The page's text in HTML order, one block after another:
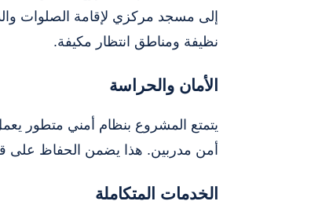
إلى مسجد مركزي لإقامة الصلوات
نظيفة ومناطق انتظار مكيفة.
الأمان والحراسة
يتمتع المشروع بنظام أمني متطور
أمن مدربين. هذا يضمن الحفاظ على
الخدمات المتكاملة